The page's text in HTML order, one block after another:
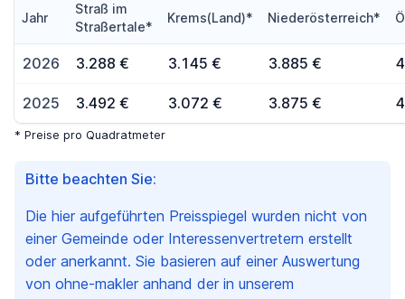
Bitte beachten Sie:
Die hier aufgeführten Preisspiegel wurden nicht von
einer Gemeinde oder Interessenvertretern erstellt
oder anerkannt. Sie basieren auf einer Auswertung
von ohne-makler anhand der in unserem
Jahr
Straß im
Straßertale*
Krems(Land)* Niederösterreich*
2026 3.288 € 3.145 € 3.885 €
2025 3.492 € 3.072 € 3.875 €
* Preise pro Quadratmeter